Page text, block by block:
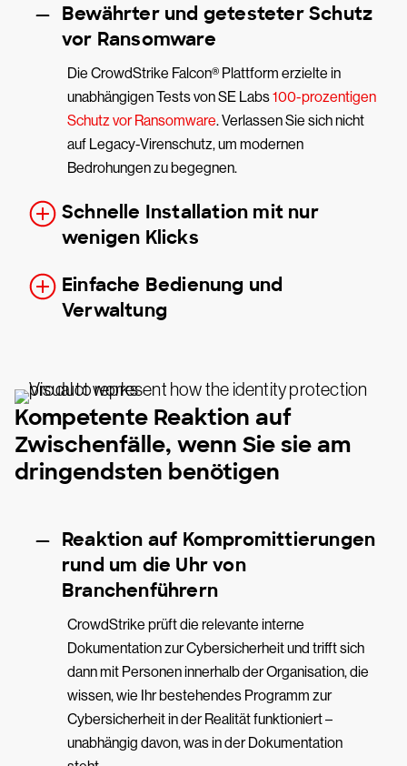
Bewährter und getesteter Schutz
vor Ransomware
Die CrowdStrike Falcon® Plattform erzielte in
unabhängigen Tests von SE Labs100-prozentigen
Schutz vor Ransomware. Verlassen Sie sich nicht
auf Legacy-Virenschutz, um modernen
Bedrohungen zu begegnen.
Schnelle Installation mit nur
wenigen Klicks
Einfache Bedienung und
Verwaltung
Kompetente Reaktion auf
Zwischenfälle, wenn Sie sie am
dringendsten benötigen
Reaktion auf Kompromittierungen
rund um die Uhr von
Branchenführern
CrowdStrike prüft die relevante interne
Dokumentation zur Cybersicherheit und trifft sich
dann mit Personen innerhalb der Organisation, die
wissen, wie Ihr bestehendes Programm zur
Cybersicherheit in der Realität funktioniert –
unabhängig davon, was in der Dokumentation